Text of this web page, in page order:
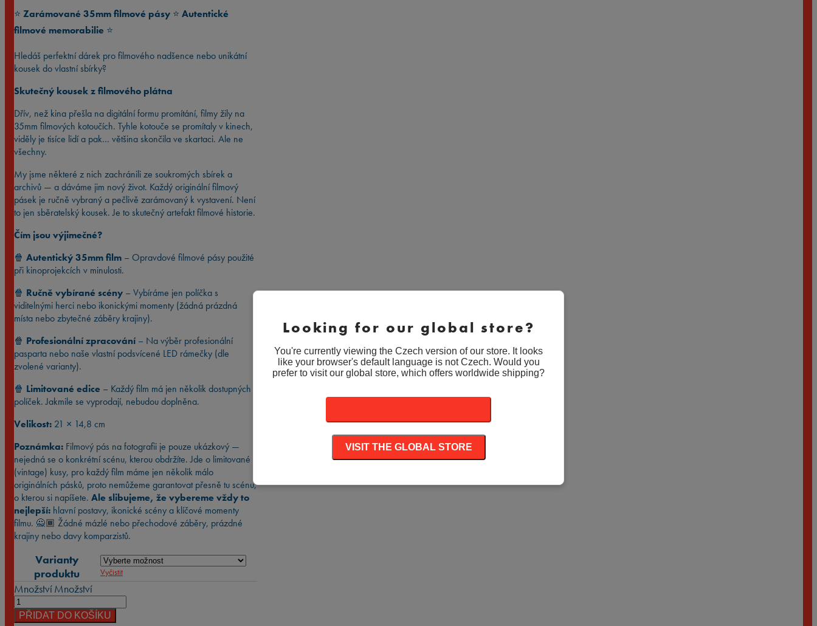
až
⭐️ Zarámované 35mm filmové pásy ⭐️ Autentické
filmové memorabilie ⭐️
Hledáš perfektní dárek pro filmového nadšence nebo unikátní
kousek do vlastní sbírky?
Skutečný kousek z filmového plátna
Dřív, než kina přešla na digitální formu promítání, filmy žily na
35mm filmových kotoučích. Tyhle kotouče se promítaly v kinech,
viděly je tisíce lidí a pak… většina skončila ve skartaci. Ale ne
všechny.
My jsme některé z nich zachránili ze soukromých sbírek a
archivů — a dáváme jim nový život. Každý originální filmový
pásek je ručně vybraný a pečlivě zarámovaný k vystavení. Není
to jen sběratelský kousek. Je to skutečný artefakt filmové historie.
Čím jsou výjimečné?
🍿 Autentický 35mm film – Opravdové filmové pásy použité
při kinoprojekcích v minulosti.
🍿 Ručně vybírané scény – Vybíráme jen políčka s
viditelnými herci nebo ikonickými momenty (žádná prázdná
místa nebo zbytečné záběry krajiny).
🍿 Profesionální zpracování – Na výběr profesionální
pasparta nebo naše vlastní podsvícené LED rámečky (dle
zvolené varianty).
🍿 Limitované edice – Každý film má jen několik dostupných
políček. Jakmile se vyprodají, nebudou doplněna.
Velikost: 21 × 14,8 cm
Poznámka: Filmový pás na fotografii je pouze ukázkový —
nejedná se o konkrétní scénu, kterou obdržíte. Jde o limitované
(vintage) kusy, pro každý film máme jen několik málo
originálních pásků, proto nemůžeme garantovat přesně tu scénu,
o kterou si napíšete. Ale slibujeme, že vybereme vždy to
nejlepší: hlavní postavy, ikonické scény a klíčové momenty
filmu. 🙅🏾 Žádné mázlé nebo přechodové záběry, prázdné
krajiny nebo davy komparzistů.
Varianty
produktu
Vyčistit
MnožstvíMnožství
PŘIDAT DO KOŠÍKU
Looking for our global store?
You're currently viewing the Czech version of our store. It looks
like your browser's default language is not Czech. Would you
prefer to visit our global store, which offers worldwide shipping?
VISIT THE GLOBAL STORE